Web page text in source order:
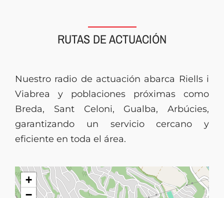
RUTAS DE ACTUACIÓN
Nuestro radio de actuación abarca Riells i
Viabrea y poblaciones próximas como
Breda, Sant Celoni, Gualba, Arbúcies,
garantizando un servicio cercano y
eficiente en toda el área.
+
−